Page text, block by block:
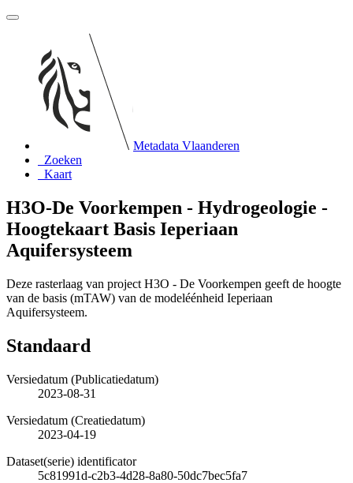
Metadata Vlaanderen
Zoeken
Kaart
H3O-De Voorkempen - Hydrogeologie -
Hoogtekaart Basis Ieperiaan
Aquifersysteem
Deze rasterlaag van project H3O - De Voorkempen geeft de hoogte
van de basis (mTAW) van de modeléénheid Ieperiaan
Aquifersysteem.
Standaard
Versiedatum (Publicatiedatum)
2023-08-31
Versiedatum (Creatiedatum)
2023-04-19
Dataset(serie) identificator
5c81991d-c2b3-4d28-8a80-50dc7bec5fa7